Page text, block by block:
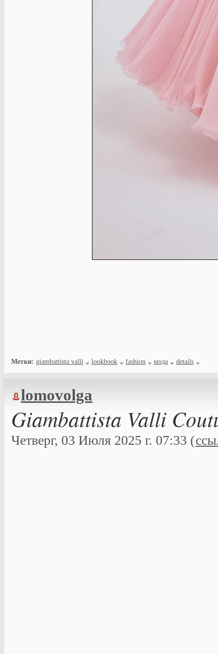
Метки: giambattista valli lookbook fashion мода details
lomovolga
Giambattista Valli
Четверг, 03 Июля 2025 г. 07:33 (